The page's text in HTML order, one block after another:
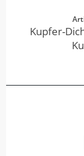
Kupfer-